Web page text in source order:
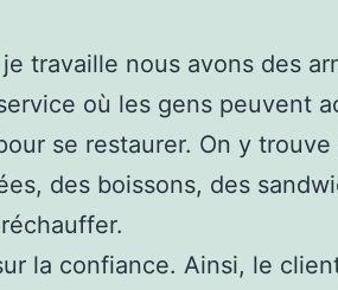
je travaille nous avons des
où les gens peuvent
se restaurer. On y
des boissons, des
la confiance. Ainsi, le